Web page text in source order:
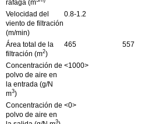
ráfaga (m
Velocidad del
viento de filtración
(m/min)
0.8-1.2
Área total de la
filtración (m2)
465 557
Concentración de
polvo de aire en
la entrada (g/N
m3)
<1000>
Concentración de
polvo de aire en
3
<0>